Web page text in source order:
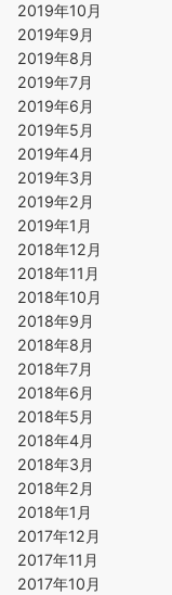
2019年10月
2019年9月
2019年8月
2019年7月
2019年6月
2019年5月
2019年4月
2019年3月
2019年2月
2019年1月
2018年12月
2018年11月
2018年10月
2018年9月
2018年8月
2018年7月
2018年6月
2018年5月
2018年4月
2018年3月
2018年2月
2018年1月
2017年12月
2017年11月
2017年10月